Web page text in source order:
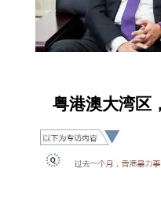
粤港澳大湾区